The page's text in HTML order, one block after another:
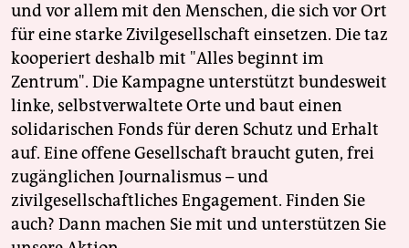
und vor allem mit den Menschen, die sich vor Ort
für eine starke Zivilgesellschaft einsetzen. Die taz
kooperiert deshalb mit "Alles beginnt im
Zentrum". Die Kampagne unterstützt bundesweit
linke, selbstverwaltete Orte und baut einen
solidarischen Fonds für deren Schutz und Erhalt
auf. Eine offene Gesellschaft braucht guten, frei
zugänglichen Journalismus – und
zivilgesellschaftliches Engagement. Finden Sie
auch? Dann machen Sie mit und unterstützen Sie